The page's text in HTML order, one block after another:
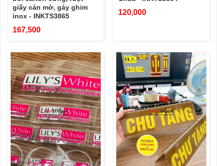
giấy cán mờ, gáy ghim
inox - INKTS3865
167,500
120,000